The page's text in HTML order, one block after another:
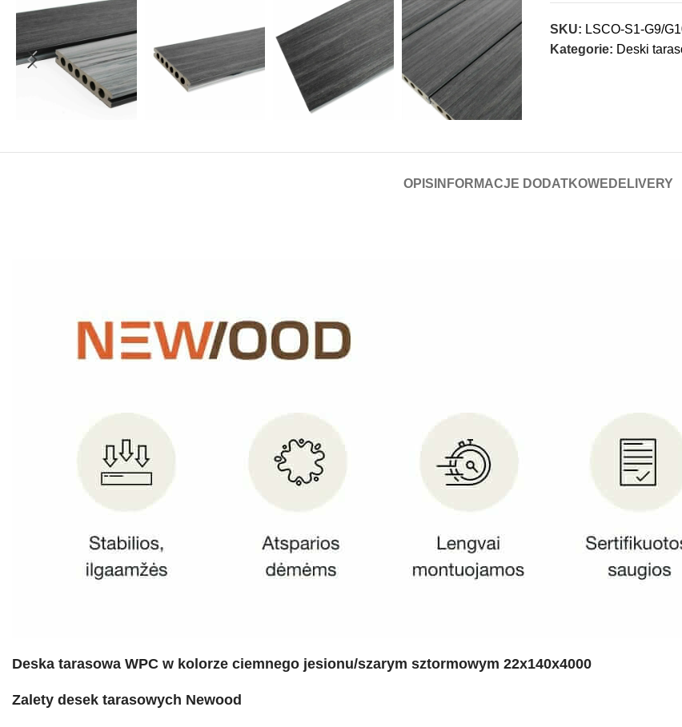
SKU: LSCO-S1-G9/
Kategorie: Deski
OPIS INFORMACJE DODATKOWE DELIVERY
Deska tarasowa WPC w kolorze ciemnego jesionu/szarym sztormowym 22x140x4000
Zalety desek tarasowych Newood